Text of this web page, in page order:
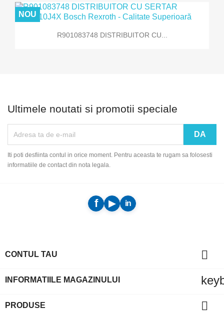
R901083748 DISTRIBUITOR CU...
NOU
Ultimele noutati si promotii speciale
Iti poti desfiinta contul in orice moment. Pentru aceasta te rugam sa folosesti
informatiile de contact din nota legala.
CONTUL TAU 
INFORMATIILE MAGAZINULUI
PRODUSE 